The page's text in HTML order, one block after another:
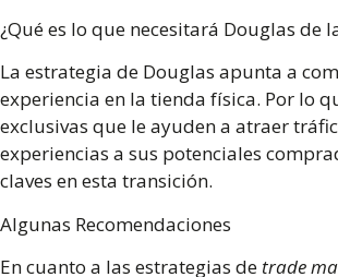
¿Qué es lo que necesitará Douglas de
La estrategia de Douglas apunta a
experiencia en la tienda física. Por lo
exclusivas que le ayuden a atraer
experiencias a sus potenciales
claves en esta transición.
Algunas Recomendaciones
En cuanto a las estrategias de trade